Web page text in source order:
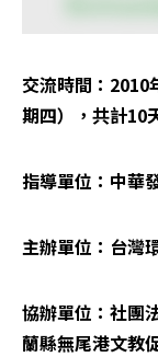
交流時間：2010
期四），共計10
指導單位：中華
主辦單位：台灣
協辦單位：社團
蘭縣無尾港文教